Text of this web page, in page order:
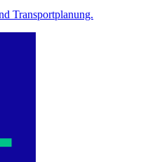
Transportplanung.